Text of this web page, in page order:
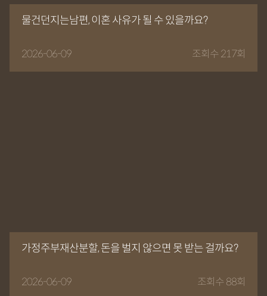
물건던지는남편, 이혼 사유가 될 수 있을까요?
2026-06-09 조회수 217회
가정주부재산분할, 돈을 벌지 않으면 못 받는 걸까요?
2026-06-09 조회수 88회